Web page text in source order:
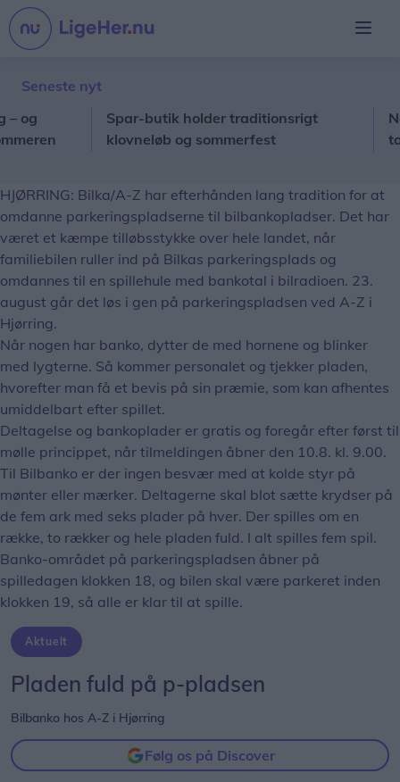
Seneste nyt
Spar-butik holder traditionsrigt
klovneløb og sommerfest
HJØRRING: Bilka/A-Z har efterhånden lang tradition for at
omdanne parkeringspladserne til bilbankopladser. Det har
været et kæmpe tilløbsstykke over hele landet, når
familiebilen ruller ind på Bilkas parkeringsplads og
omdannes til en spillehule med bankotal i bilradioen. 23.
august går det løs i gen på parkeringspladsen ved A-Z i
Hjørring.
Når nogen har banko, dytter de med hornene og blinker
med lygterne. Så kommer personalet og tjekker pladen,
hvorefter man få et bevis på sin præmie, som kan afhentes
umiddelbart efter spillet.
Deltagelse og bankoplader er gratis og foregår efter først til
mølle princippet, når tilmeldingen åbner den 10.8. kl. 9.00.
Til Bilbanko er der ingen besvær med at kolde styr på
mønter eller mærker. Deltagerne skal blot sætte krydser på
de fem ark med seks plader på hver. Der spilles om en
række, to rækker og hele pladen fuld. I alt spilles fem spil.
Banko-området på parkeringspladsen åbner på
spilledagen klokken 18, og bilen skal være parkeret inden
klokken 19, så alle er klar til at spille.
Aktuelt
Pladen fuld på p-pladsen
Bilbanko hos A-Z i Hjørring
Følg os på Discover